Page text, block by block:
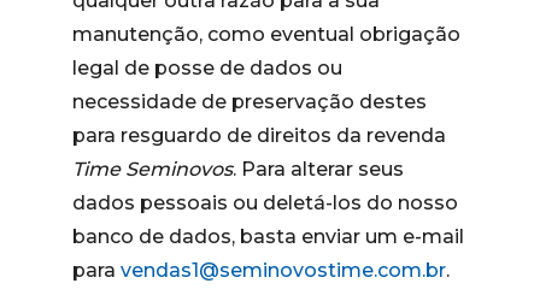
manutenção, como eventual obrigação
legal de posse de dados ou
necessidade de preservação destes
para resguardo de direitos da revenda
Time Seminovos. Para alterar seus
dados pessoais ou deletá-los do nosso
banco de dados, basta enviar um e-mail
para vendas1@seminovostime.com.br.